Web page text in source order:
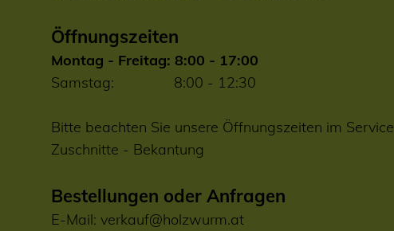
Öffnungszeiten
Montag - Freitag: 8:00 - 17:00
Samstag: 8:00 - 12:30
Bitte beachten Sie unsere Öffnungszeiten im Service
Zuschnitte - Bekantung
Bestellungen oder Anfragen
E-Mail: verkauf@holzwurm.at